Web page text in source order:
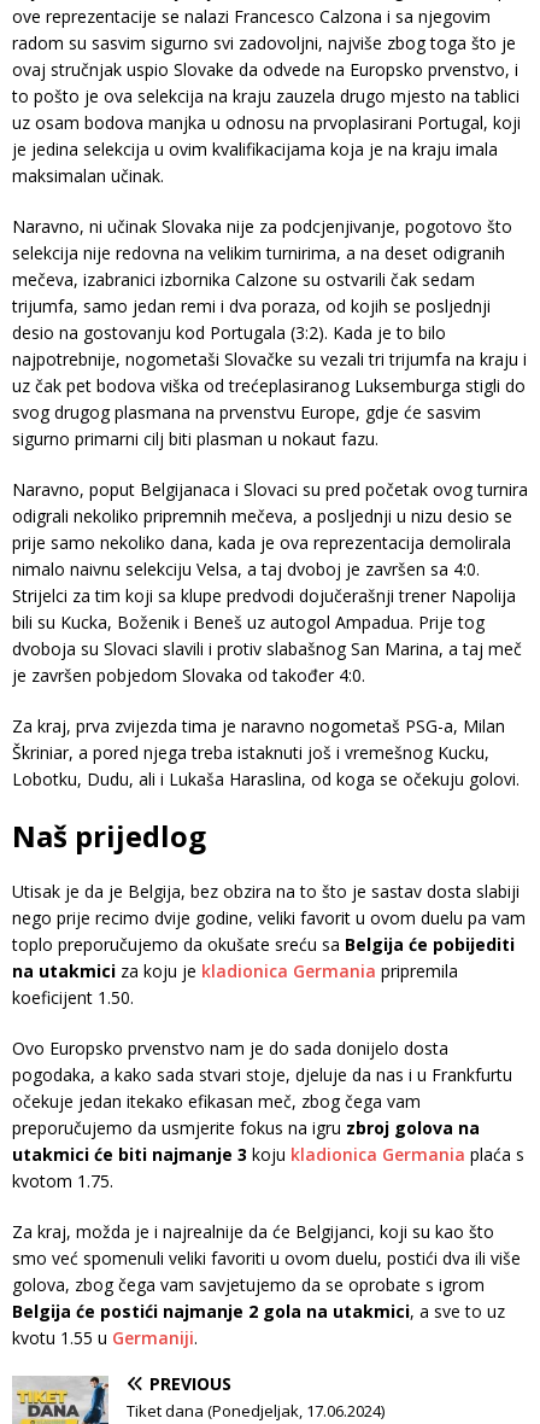
ove reprezentacije se nalazi Francesco Calzona i sa njegovim
radom su sasvim sigurno svi zadovoljni, najviše zbog toga što je
ovaj stručnjak uspio Slovake da odvede na Europsko prvenstvo, i
to pošto je ova selekcija na kraju zauzela drugo mjesto na tablici
uz osam bodova manjka u odnosu na prvoplasirani Portugal, koji
je jedina selekcija u ovim kvalifikacijama koja je na kraju imala
maksimalan učinak.
Naravno, ni učinak Slovaka nije za podcjenjivanje, pogotovo što
selekcija nije redovna na velikim turnirima, a na deset odigranih
mečeva, izabranici izbornika Calzone su ostvarili čak sedam
trijumfa, samo jedan remi i dva poraza, od kojih se posljednji
desio na gostovanju kod Portugala (3:2). Kada je to bilo
najpotrebnije, nogometaši Slovačke su vezali tri trijumfa na kraju i
uz čak pet bodova viška od trećeplasiranog Luksemburga stigli do
svog drugog plasmana na prvenstvu Europe, gdje će sasvim
sigurno primarni cilj biti plasman u nokaut fazu.
Naravno, poput Belgijanaca i Slovaci su pred početak ovog turnira
odigrali nekoliko pripremnih mečeva, a posljednji u nizu desio se
prije samo nekoliko dana, kada je ova reprezentacija demolirala
nimalo naivnu selekciju Velsa, a taj dvoboj je završen sa 4:0.
Strijelci za tim koji sa klupe predvodi dojučerašnji trener Napolija
bili su Kucka, Boženik i Beneš uz autogol Ampadua. Prije tog
dvoboja su Slovaci slavili i protiv slabašnog San Marina, a taj meč
je završen pobjedom Slovaka od također 4:0.
Za kraj, prva zvijezda tima je naravno nogometaš PSG-a, Milan
Škriniar, a pored njega treba istaknuti još i vremešnog Kucku,
Lobotku, Dudu, ali i Lukaša Haraslina, od koga se očekuju golovi.
Naš prijedlog
Utisak je da je Belgija, bez obzira na to što je sastav dosta slabiji
nego prije recimo dvije godine, veliki favorit u ovom duelu pa vam
toplo preporučujemo da okušate sreću sa Belgija će pobijediti
na utakmici za koju je kladionica Germania pripremila
koeficijent 1.50.
Ovo Europsko prvenstvo nam je do sada donijelo dosta
pogodaka, a kako sada stvari stoje, djeluje da nas i u Frankfurtu
očekuje jedan itekako efikasan meč, zbog čega vam
preporučujemo da usmjerite fokus na igru zbroj golova na
utakmici će biti najmanje 3 koju kladionica Germania plaća s
kvotom 1.75.
Za kraj, možda je i najrealnije da će Belgijanci, koji su kao što
smo već spomenuli veliki favoriti u ovom duelu, postići dva ili više
golova, zbog čega vam savjetujemo da se oprobate s igrom
Belgija će postići najmanje 2 gola na utakmici, a sve to uz
kvotu 1.55 u Germaniji.
PREVIOUS
Tiket dana (Ponedjeljak, 17.06.2024)